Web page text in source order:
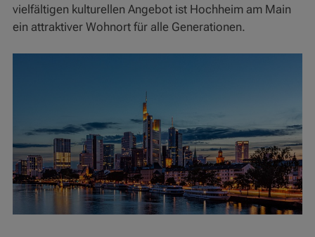
vielfältigen kulturellen Angebot ist Hochheim am Main
ein attraktiver Wohnort für alle Generationen.